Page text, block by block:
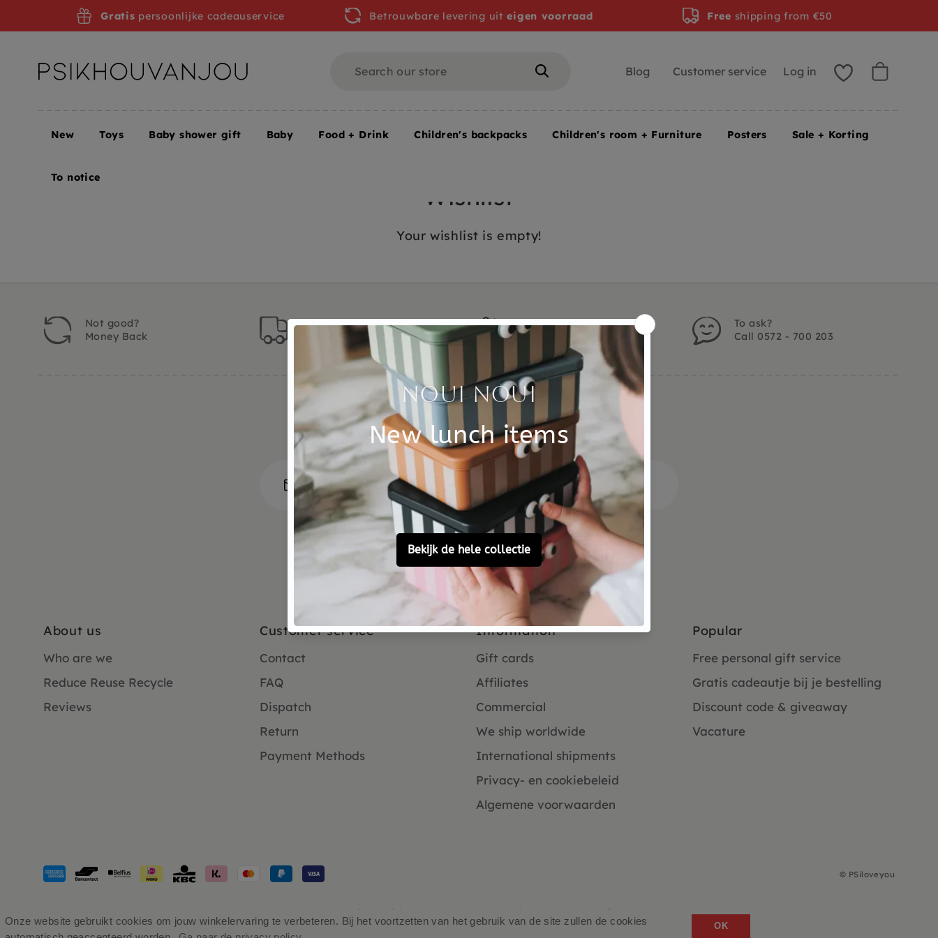
Onze website gebruikt cookies om jouw winkelervaring te verbeteren. Bij het voortzetten van het gebruik van de site zullen de cookies
OK
Home Wishlist
Wishlist
Your wishlist is empty!
Gratis persoonlijke cadeauservice Betrouwbare levering uiteigen voorraad Free shipping from €50
Blog Customer service Log in
New Toys Baby shower gift Baby Food + Drink Children's backpacks Children's room + Furniture Posters Sale + Korting
To notice
Not good?
Money Back
Ordered before 15:00,
tomorrow at home
Free personal
gift service
To ask?
Call 0572 - 700 203
Let's stay in touch
Facebook
Instagram
LinkedIn
Pinterest
YouTube
About us
Who are we
Reduce Reuse Recycle
Reviews
Customer service
Contact
FAQ
Dispatch
Return
Payment Methods
Information
Gift cards
Affiliates
Commercial
We ship worldwide
International shipments
Privacy- en cookiebeleid
Algemene voorwaarden
Popular
Free personal gift service
Gratis cadeautje bij je bestelling
Discount code & giveaway
Vacature
Payment
methods
© PSiloveyou
Klanten beoordelen ons 4.9/5 gebaseerd op 2931 - recensies.